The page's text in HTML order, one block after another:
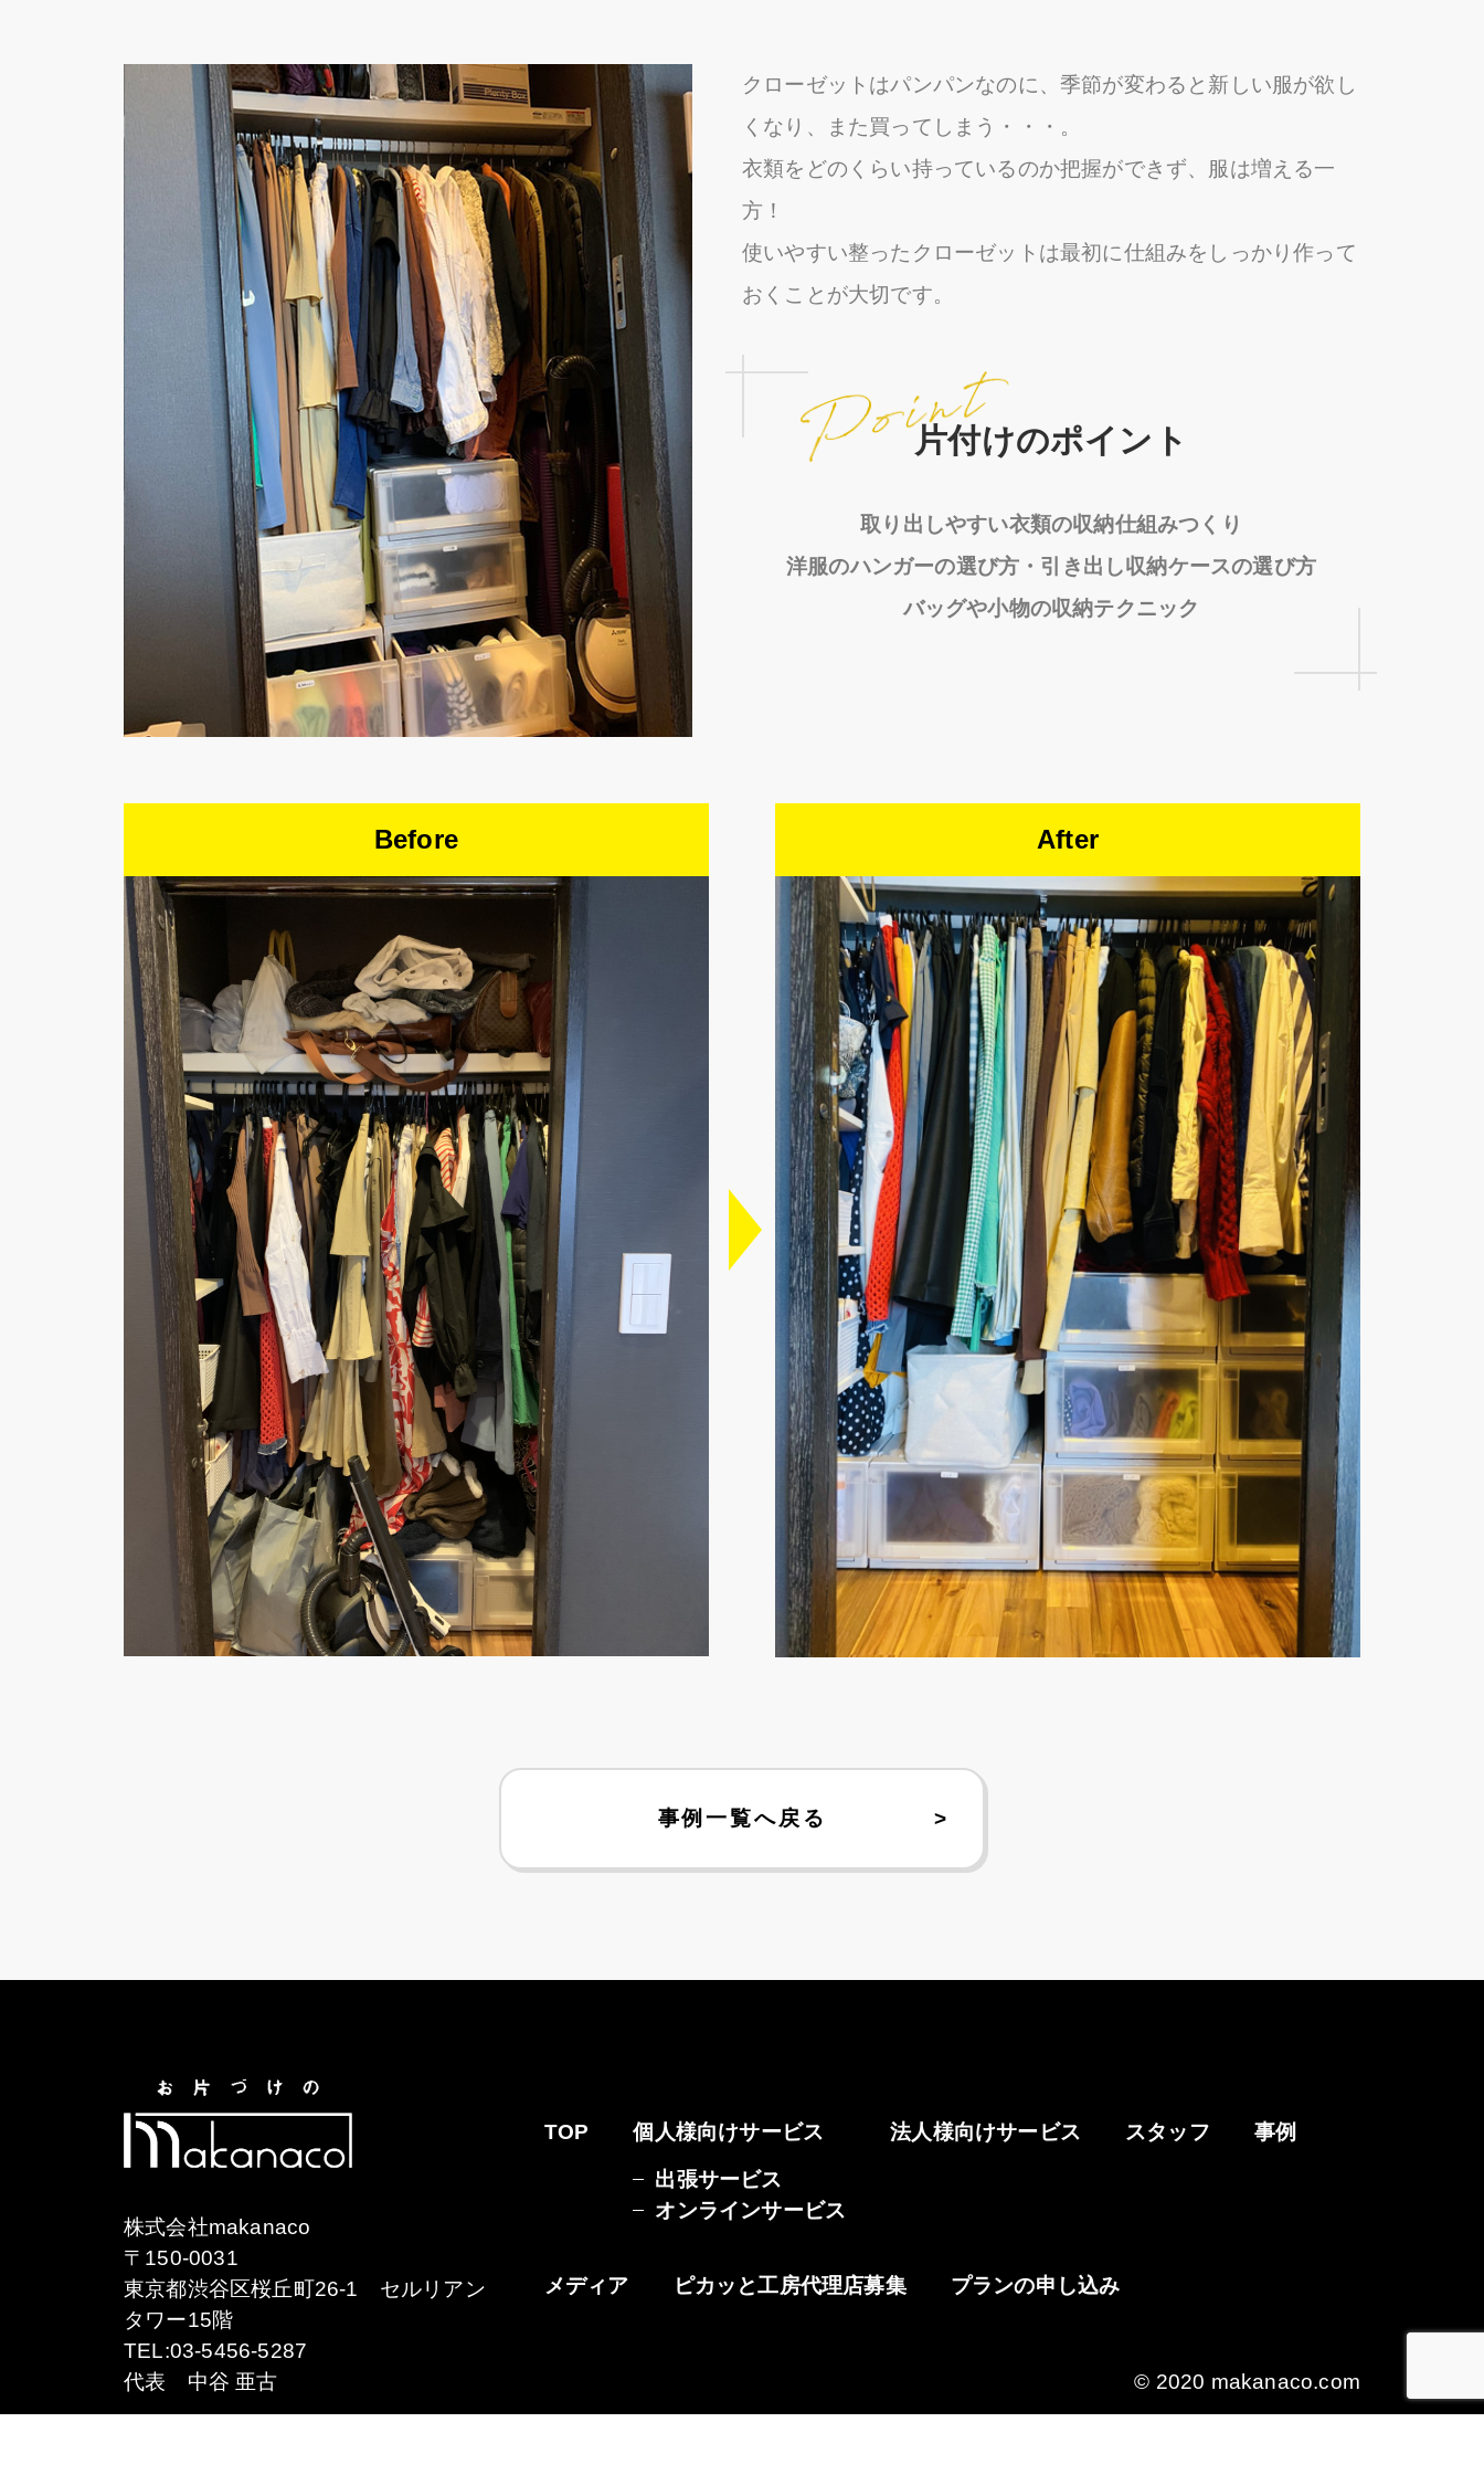
クローゼットはパンパンなのに、季節が変わると新しい服が欲し
くなり、また買ってしまう・・・。
衣類をどのくらい持っているのか把握ができず、服は増える一
方！
使いやすい整ったクローゼットは最初に仕組みをしっかり作って
おくことが大切です。
片付けのポイント
取り出しやすい衣類の収納仕組みつくり
洋服のハンガーの選び方・引き出し収納ケースの選び方
バッグや小物の収納テクニック
Before After
事例一覧へ戻る
株式会社makanaco
〒150-0031
東京都渋谷区桜丘町26-1 セルリアン
タワー15階
TEL:03-5456-5287
代表 中谷 亜古
TOP 個人様向けサービス
出張サービス
オンラインサービス
法人様向けサービス スタッフ 事例
メディア ピカッと工房代理店募集 プランの申し込み
© 2020 makanaco.com